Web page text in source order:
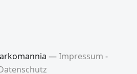
—Impressum -